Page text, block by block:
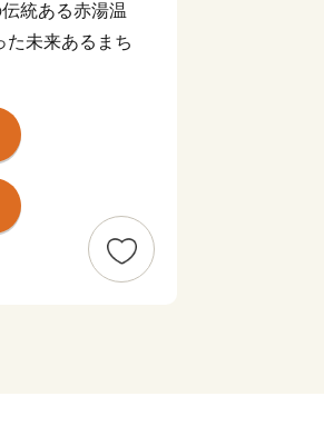
統ある赤湯温
た未来あるまち
や国指定史跡
カイスポーツ
健康増進を図
にしながら、
し、そしてう
て良かったと思